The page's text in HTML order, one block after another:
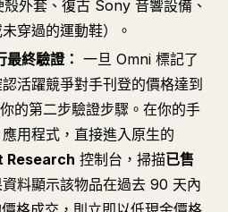
外套、復古 Sony 音響設備、
穿過的運動鞋）。
終驗證： 一旦 Omni 標記了
活躍競爭對手刊登的價格達到
的第二步驗證步驟。在你的手
用程式，直接進入原生的
Research 控制台，掃描已售
料顯示該物品在過去 90 天內